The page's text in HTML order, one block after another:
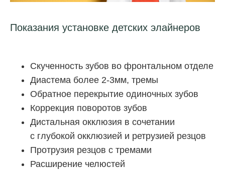
Показания установке детских элайнеров
Скученность зубов во фронтальном отделе
Диастема более 2-3мм, тремы
Обратное перекрытие одиночных зубов
Коррекция поворотов зубов
Дистальная окклюзия в сочетании
с глубокой окклюзией и ретрузией резцов
Протрузия резцов с тремами
Расширение челюстей